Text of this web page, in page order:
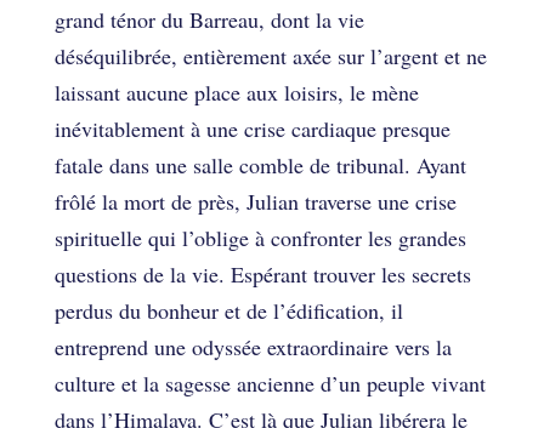
grand ténor du Barreau, dont la vie
déséquilibrée, entièrement axée sur l’argent et ne
laissant aucune place aux loisirs, le mène
inévitablement à une crise cardiaque presque
fatale dans une salle comble de tribunal. Ayant
frôlé la mort de près, Julian traverse une crise
spirituelle qui l’oblige à confronter les grandes
questions de la vie. Espérant trouver les secrets
perdus du bonheur et de l’édification, il
entreprend une odyssée extraordinaire vers la
culture et la sagesse ancienne d’un peuple vivant
dans l’Himalaya. C’est là que Julian libérera le